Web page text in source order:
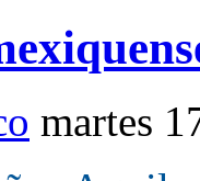
martes